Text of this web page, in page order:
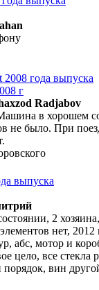
г
Radjabov
в хорошем
не было. При
2
нет, 2012
абс, мотор и
цело, все стекла
вин